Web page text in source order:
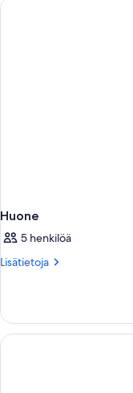
Huone
5 henkilöä
Lisätietoja
Lisätietoja